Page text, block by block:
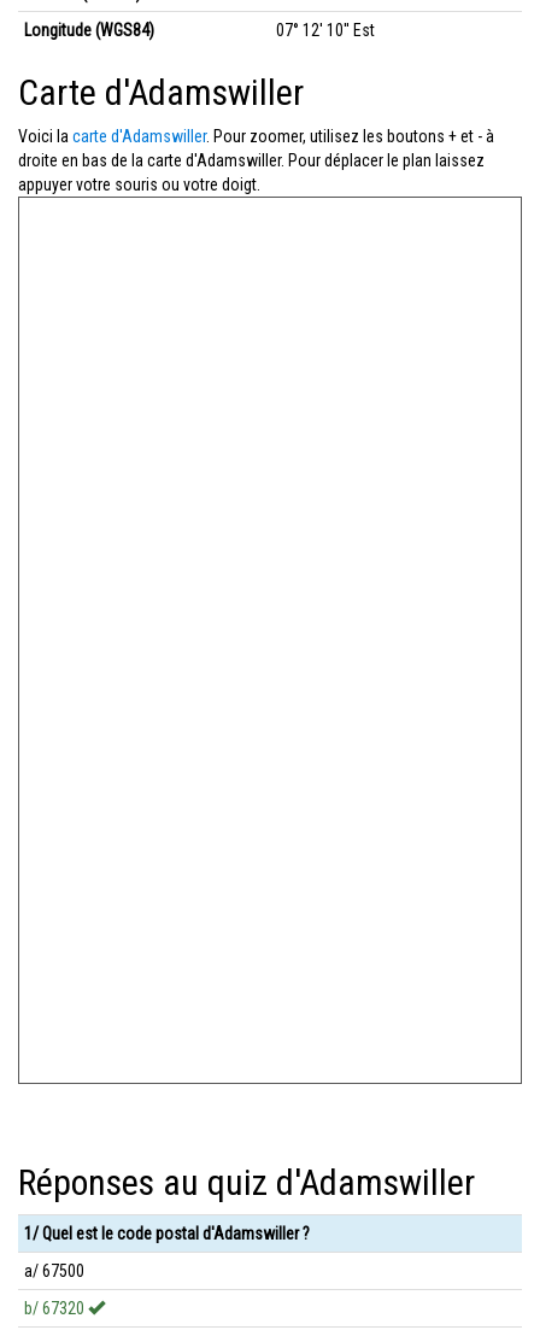
Longitude (WGS84)
07° 12' 10'' Est
Carte d'Adamswiller
Voici la carte d'Adamswiller. Pour zoomer, utilisez les boutons + et - à
droite en bas de la carte d'Adamswiller. Pour déplacer le plan laissez
appuyer votre souris ou votre doigt.
Réponses au quiz d'Adamswiller
1/ Quel est le code postal d'Adamswiller ?
a/ 67500
b/ 67320